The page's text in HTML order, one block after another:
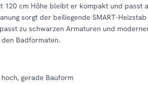
120 cm Höhe bleibt er kompakt und passt
sorgt der beiliegende SMART-
zu schwarzen Armaturen und
Badformaten.
gerade Bauform